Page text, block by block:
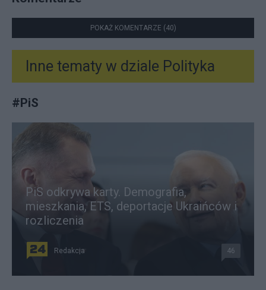
POKAŻ KOMENTARZE (40)
Inne tematy w dziale Polityka
#PiS
PiS odkrywa karty. Demografia,
mieszkania, ETS, deportacje Ukraińców i
rozliczenia
Redakcja 46